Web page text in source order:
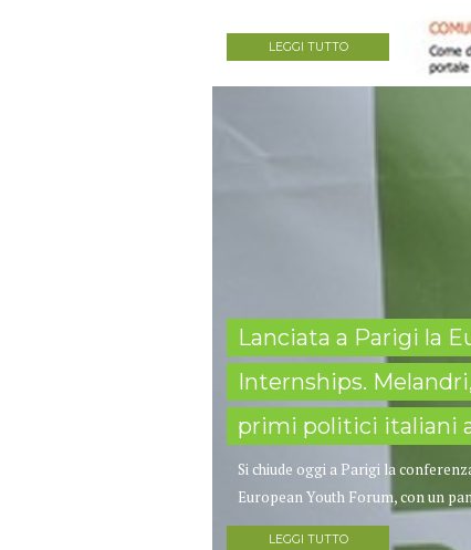
LEGGI TUTTO
Lanciata a Parigi la
Internships.
primi politici italiani
Si chiude oggi a Parigi la
European Youth Forum, con un
LEGGI TUTTO